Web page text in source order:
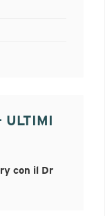
ULTIMI
con il Dr